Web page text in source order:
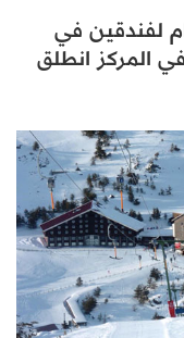
لفندقين في
المركز انطلق